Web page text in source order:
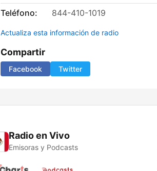
Teléfono:
844-410-1019
Actualiza esta información de radio
Compartir
Facebook Twitter
Radio en Vivo
Emisoras y Podcasts